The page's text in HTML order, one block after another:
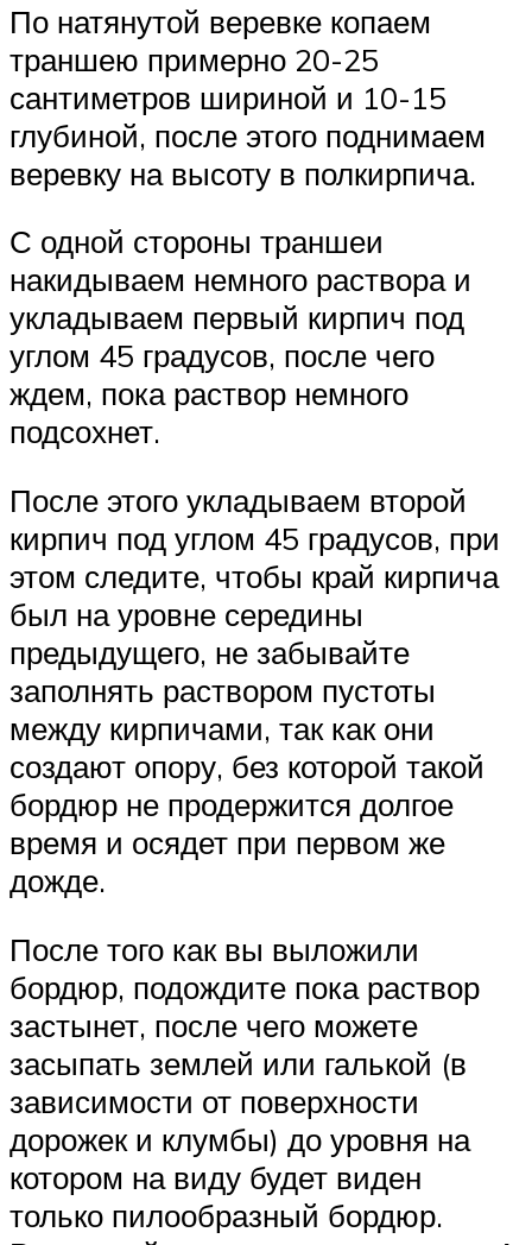
По натянутой веревке копаем
траншею примерно 20-25
сантиметров шириной и 10-15
глубиной, после этого поднимаем
веревку на высоту в полкирпича.
С одной стороны траншеи
накидываем немного раствора и
укладываем первый кирпич под
углом 45 градусов, после чего
ждем, пока раствор немного
подсохнет.
После этого укладываем второй
кирпич под углом 45 градусов, при
этом следите, чтобы край кирпича
был на уровне середины
предыдущего, не забывайте
заполнять раствором пустоты
между кирпичами, так как они
создают опору, без которой такой
бордюр не продержится долгое
время и осядет при первом же
дожде.
После того как вы выложили
бордюр, подождите пока раствор
застынет, после чего можете
засыпать землей или галькой (в
зависимости от поверхности
дорожек и клумбы) до уровня на
котором на виду будет виден
только пилообразный бордюр.